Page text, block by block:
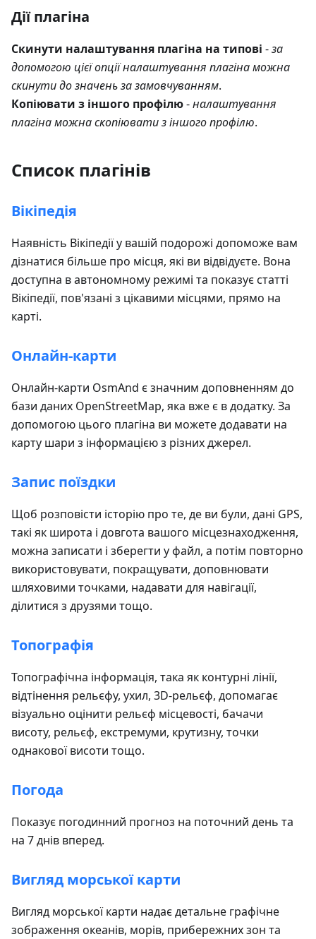
Дії плагіна
Скинути налаштування плагіна на типові -за
допомогою цієї опції налаштування плагіна можна
скинути до значень за замовчуванням.
Копіювати з іншого профілю-налаштування
плагіна можна скопіювати з іншого профілю.
Список плагінів
Вікіпедія
Наявність Вікіпедії у вашій подорожі допоможе вам
дізнатися більше про місця, які ви відвідуєте. Вона
доступна в автономному режимі та показує статті
Вікіпедії, пов'язані з цікавими місцями, прямо на
карті.
Онлайн-карти
Онлайн-карти OsmAnd є значним доповненням до
бази даних OpenStreetMap, яка вже є в додатку. За
допомогою цього плагіна ви можете додавати на
карту шари з інформацією з різних джерел.
Запис поїздки
Щоб розповісти історію про те, де ви були, дані GPS,
такі як широта і довгота вашого місцезнаходження,
можна записати і зберегти у файл, а потім повторно
використовувати, покращувати, доповнювати
шляховими точками, надавати для навігації,
ділитися з друзями тощо.
Топографія
Топографічна інформація, така як контурні лінії,
відтінення рельєфу, ухил, 3D-рельєф, допомагає
візуально оцінити рельєф місцевості, бачачи
висоту, рельєф, екстремуми, крутизну, точки
однакової висоти тощо.
Погода
Показує погодинний прогноз на поточний день та
на 7 днів вперед.
Вигляд морської карти
Вигляд морської карти надає детальне графічне
зображення океанів, морів, прибережних зон та